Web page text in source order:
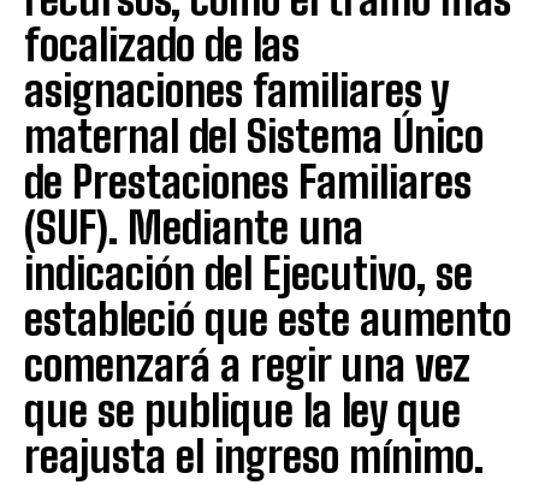
focalizado de las
asignaciones familiares y
maternal del Sistema Único
de Prestaciones Familiares
(SUF). Mediante una
indicación del Ejecutivo, se
estableció que este aumento
comenzará a regir una vez
que se publique la ley que
reajusta el ingreso mínimo.